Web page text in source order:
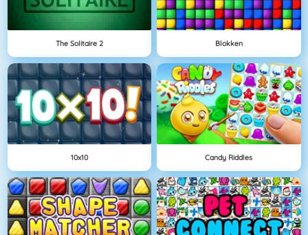
The Solitaire 2 Blokken
10x10 Candy Riddles